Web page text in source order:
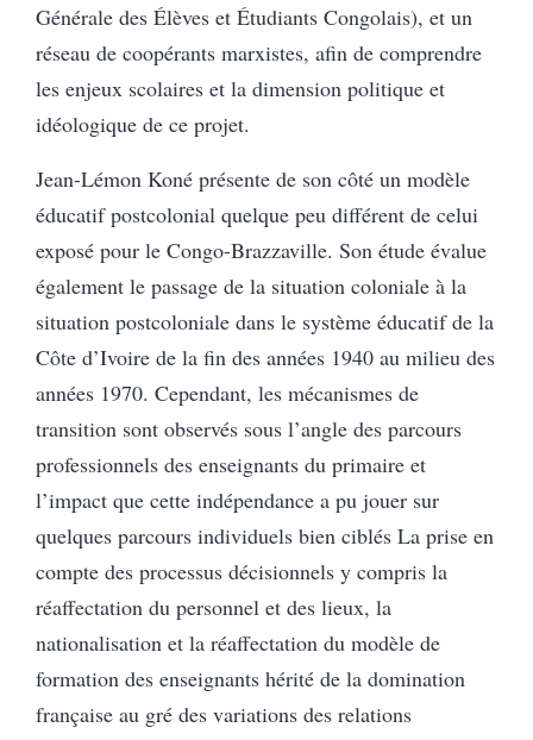
Générale des Élèves et Étudiants Congolais), et un
réseau de coopérants marxistes, afin de comprendre
les enjeux scolaires et la dimension politique et
idéologique de ce projet.
Jean-Lémon Koné présente de son côté un modèle
éducatif postcolonial quelque peu différent de celui
exposé pour le Congo-Brazzaville. Son étude évalue
également le passage de la situation coloniale à la
situation postcoloniale dans le système éducatif de la
Côte d’Ivoire de la fin des années 1940 au milieu des
années 1970. Cependant, les mécanismes de
transition sont observés sous l’angle des parcours
professionnels des enseignants du primaire et
l’impact que cette indépendance a pu jouer sur
quelques parcours individuels bien ciblés La prise en
compte des processus décisionnels y compris la
réaffectation du personnel et des lieux, la
nationalisation et la réaffectation du modèle de
formation des enseignants hérité de la domination
française au gré des variations des relations